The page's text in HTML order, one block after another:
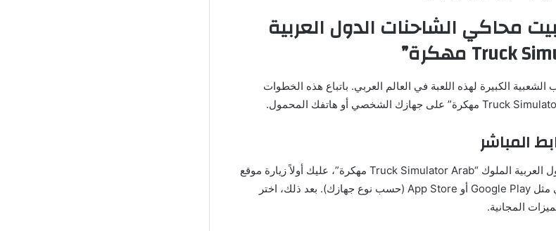
محاكي الشاحنات الدول العربية
الكبيرة لهذه اللعبة في العالم العربي. باتباع هذه الخطوات
من أجل تحميل محاكي الشاحنات الدول العربية الملوك “Truck Simulator Arab مهكرة”، عليك أولاً زيارة موقع
التحميل الموثوق أو المتجر الإلكتروني مثل Google Play أو App Store (حسب نوع جهازك). بعد ذلك، اختر
المجانية.